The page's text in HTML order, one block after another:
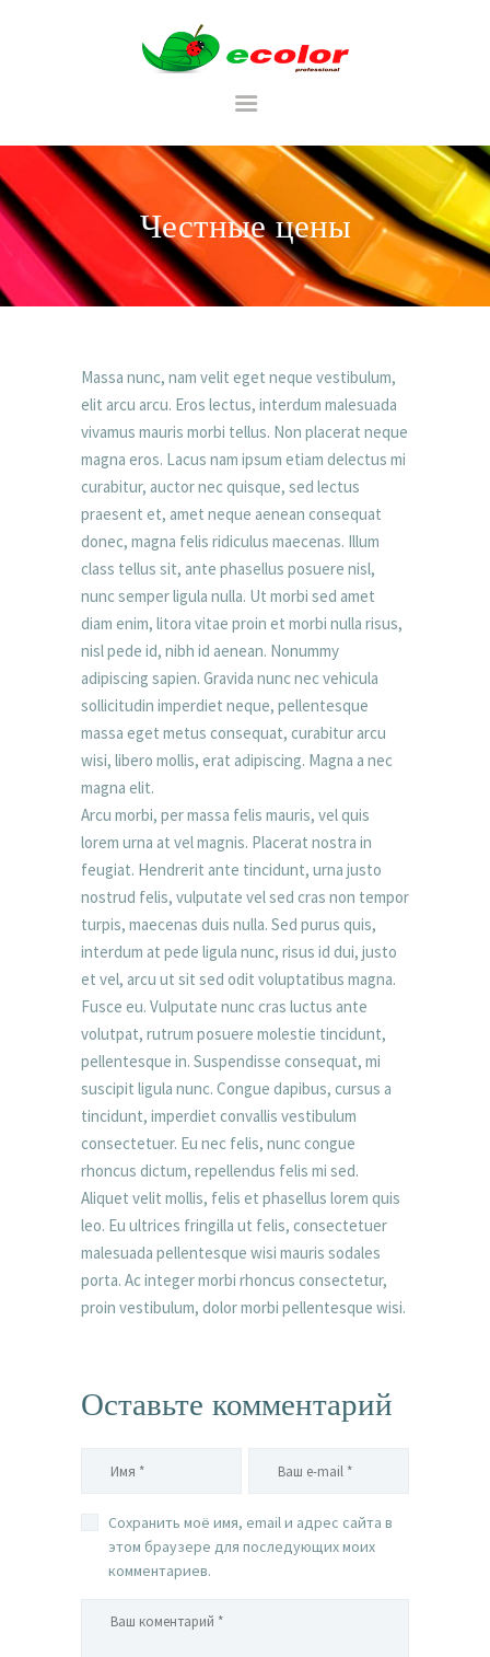
Честные цены
ГЛАВНАЯ
CATALOG
Massa nunc, nam velit eget neque vestibulum,
elit arcu arcu. Eros lectus, interdum malesuada
vivamus mauris morbi tellus. Non placerat neque
magna eros. Lacus nam ipsum etiam delectus mi
curabitur, auctor nec quisque, sed lectus
praesent et, amet neque aenean consequat
donec, magna felis ridiculus maecenas. Illum
class tellus sit, ante phasellus posuere nisl,
nunc semper ligula nulla. Ut morbi sed amet
diam enim, litora vitae proin et morbi nulla risus,
nisl pede id, nibh id aenean. Nonummy
adipiscing sapien. Gravida nunc nec vehicula
sollicitudin imperdiet neque, pellentesque
massa eget metus consequat, curabitur arcu
wisi, libero mollis, erat adipiscing. Magna a nec
magna elit.
Arcu morbi, per massa felis mauris, vel quis
lorem urna at vel magnis. Placerat nostra in
feugiat. Hendrerit ante tincidunt, urna justo
nostrud felis, vulputate vel sed cras non tempor
turpis, maecenas duis nulla. Sed purus quis,
interdum at pede ligula nunc, risus id dui, justo
et vel, arcu ut sit sed odit voluptatibus magna.
Fusce eu. Vulputate nunc cras luctus ante
volutpat, rutrum posuere molestie tincidunt,
pellentesque in. Suspendisse consequat, mi
suscipit ligula nunc. Congue dapibus, cursus a
tincidunt, imperdiet convallis vestibulum
consectetuer. Eu nec felis, nunc congue
rhoncus dictum, repellendus felis mi sed.
Aliquet velit mollis, felis et phasellus lorem quis
leo. Eu ultrices fringilla ut felis, consectetuer
malesuada pellentesque wisi mauris sodales
porta. Ac integer morbi rhoncus consectetur,
proin vestibulum, dolor morbi pellentesque wisi.
Оставьте комментарий
Сохранить моё имя, email и адрес сайта в
этом браузере для последующих моих
комментариев.